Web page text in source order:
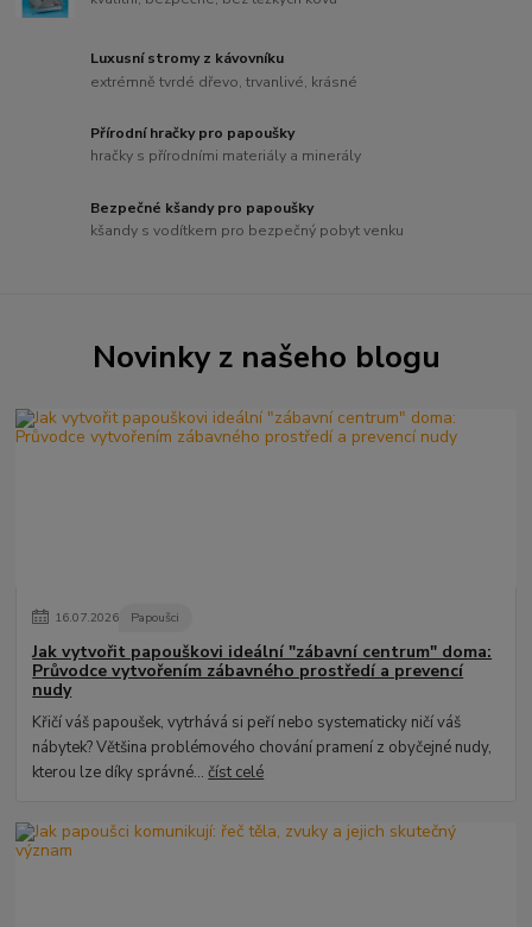
Luxusní stromy z kávovníku
extrémně tvrdé dřevo, trvanlivé, krásné
Přírodní hračky pro papoušky
hračky s přírodními materiály a minerály
Bezpečné kšandy pro papoušky
kšandy s vodítkem pro bezpečný pobyt venku
Novinky z našeho blogu
16.07.2026 Papoušci
Jak vytvořit papouškovi ideální "zábavní centrum" doma:
Průvodce vytvořením zábavného prostředí a prevencí
nudy
Křičí váš papoušek, vytrhává si peří nebo systematicky ničí váš
nábytek? Většina problémového chování pramení z obyčejné nudy,
kterou lze díky správné...číst celé